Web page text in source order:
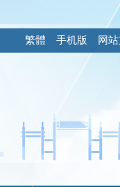
繁體 手机版 网